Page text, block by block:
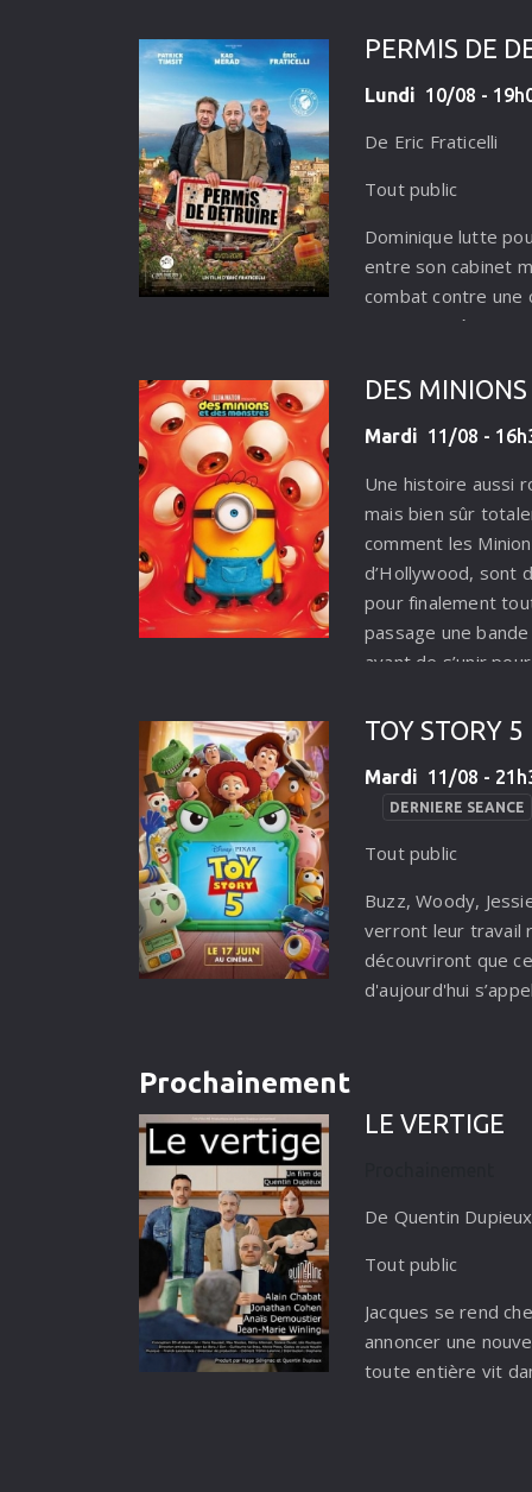
pour la première
Maui, elle
PERMIS DE
Lundi 10/08 -
De Eric Fraticelli
Tout public
Dominique lutte
entre son cabinet
combat contre une
controversée.
refaire sa vie sur
tout faire pour
pour le meilleur et
DES
Mardi 11/08 -
Une histoire aussi
mais bien sûr
comment les
d’Hollywood, sont
pour finalement
passage une
avant de s’unir
TOY STORY 5
Mardi 11/08 -
DERNIERE SEANCE
Tout public
Buzz, Woody,
verront leur travail
découvriront que
d'aujourd'hui
Prochainement
LE VERTIGE
De Quentin Dupieux
Tout public
Jacques se rend
annoncer une
toute entière vit